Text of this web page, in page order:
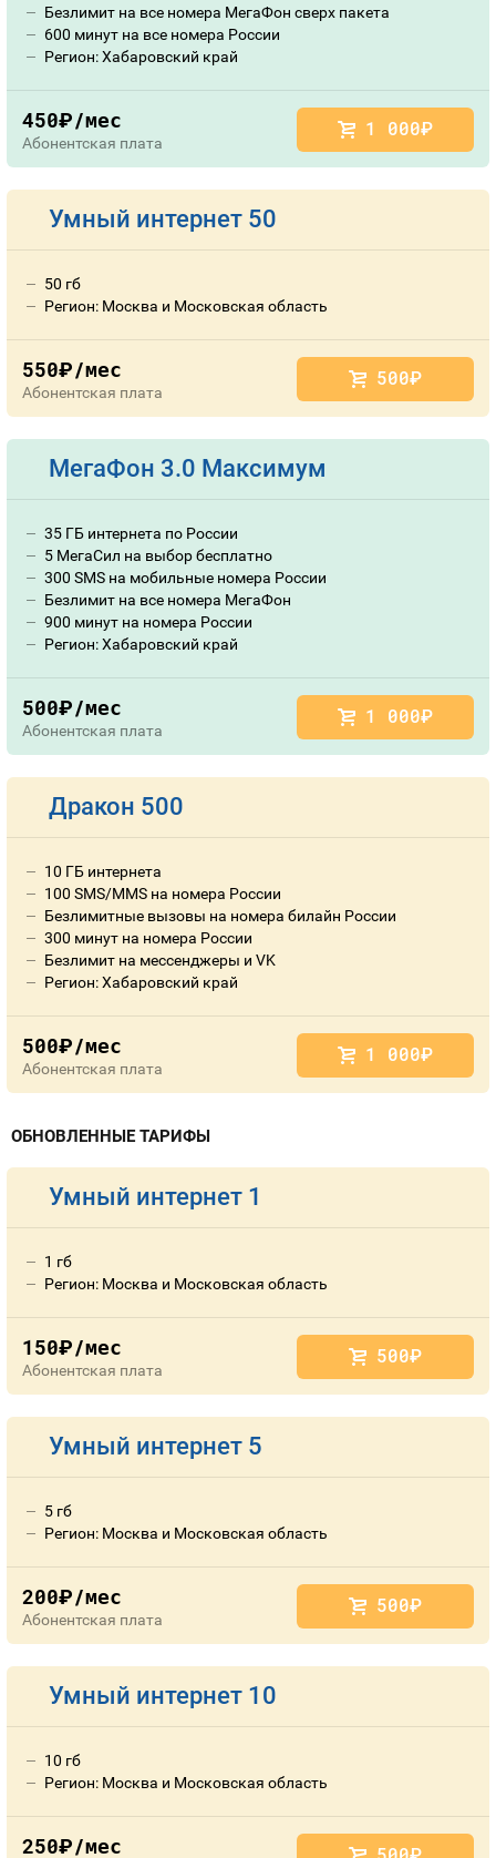
Безлимит на все номера МегаФон сверх пакета
600 минут на все номера России
Регион: Хабаровский край
450руб./мес
Абонентская плата
1 000руб.
Умный интернет 50
50 гб
Регион: Москва и Московская область
550руб./мес
Абонентская плата
500руб.
МегаФон 3.0 Максимум
35 ГБ интернета по России
5 МегаСил на выбор бесплатно
300 SMS на мобильные номера России
Безлимит на все номера МегаФон
900 минут на номера России
Регион: Хабаровский край
500руб./мес
Абонентская плата
1 000руб.
Дракон 500
10 ГБ интернета
100 SMS/MMS на номера России
Безлимитные вызовы на номера билайн России
300 минут на номера России
Безлимит на мессенджеры и VK
Регион: Хабаровский край
500руб./мес
Абонентская плата
1 000руб.
ОБНОВЛЕННЫЕ ТАРИФЫ
Умный интернет 1
1 гб
Регион: Москва и Московская область
150руб./мес
Абонентская плата
500руб.
Умный интернет 5
5 гб
Регион: Москва и Московская область
200руб./мес
Абонентская плата
500руб.
Умный интернет 10
10 гб
Регион: Москва и Московская область
250руб./мес